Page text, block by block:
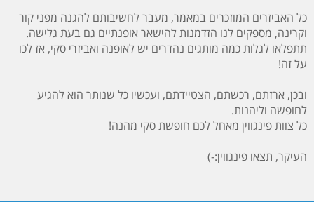
כל האביזרים המוזכרים במאמר, מעבר לחשיבותם להגנה מפני קור
וקרינה, מספקים לנו הזדמנות להישאר אופנתיים גם בעת גלישה.
תתפלאו לגלות כמה מותגים נהדרים יש לאופנה ואביזרי סקי, אז לכו
על זה!
ובכן, ארזתם, רכשתם, הצטיידתם, ועכשיו כל שנותר הוא להגיע
לחופשה וליהנות.
כל צוות פינגווין מאחל לכם חופשת סקי מהנה!
העיקר, תצאו פינגווין:-)